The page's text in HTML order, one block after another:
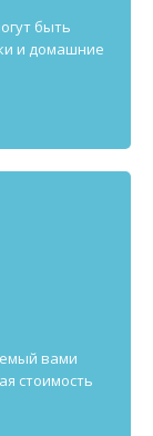
быть
и домашние
вами
стоимость